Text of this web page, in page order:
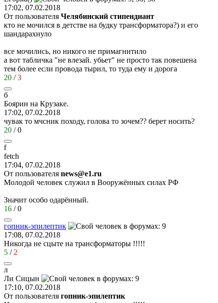
17:02, 07.02.2018
От пользователя Челябинский стипендиант
кто не мочился в детстве на будку трансформатора?) и его
шандарахнуло
все мочились, но никого не примагнитило
а вот табличка "не влезай. убьет" не просто так повешена
тем более если провода тырил, то туда ему и дорога
20 /3
б
Боярин на Крузаке.
17:02, 07.02.2018
чувак то мчсник походу, голова то зочем?? берет носить?
20 /0
f
fetch
17:04, 07.02.2018
От пользователя news@e1.ru
Молодой человек служил в Вооружённых силах РФ
Значит особо одарённый.
16 /0
гопник-эпилептик
17:08, 07.02.2018
Никогда не сцыте на трансформаторы !!!!!
5 / 2
л
Ли Сицын
17:10, 07.02.2018
От пользователя гопник-эпилептик